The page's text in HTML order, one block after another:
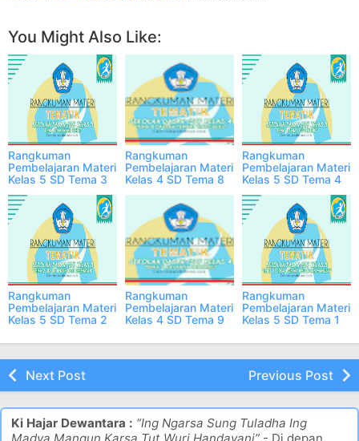
Facebook Twitter
You Might Also Like:
Rangkuman
Pembelajaran Materi
Kelas 5 SD Tema 3
format PDF
Rangkuman
Pembelajaran Materi
Kelas 4 SD Tema 8
format PDF
Rangkuman
Pembelajaran Materi
Kelas 5 SD Tema 4
format PDF
Rangkuman
format PDF
Rangkuman
format PDF
Rangkuman
format PDF
Next Post Previous Post